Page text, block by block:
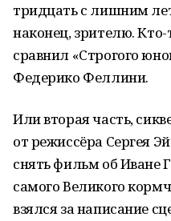
тридцать с лишним
наконец, зрителю. Кто-
сравнил «Строгого
Федерико Феллини.
Или вторая часть,
от режиссёра Сергея
снять фильм об Иване
самого Великого
взялся за написание